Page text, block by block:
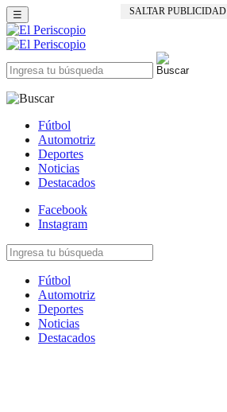
SALTAR PUBLICIDAD
☰
Fútbol
Automotriz
Deportes
Noticias
Destacados
Facebook
Instagram
Fútbol
Automotriz
Deportes
Noticias
Destacados